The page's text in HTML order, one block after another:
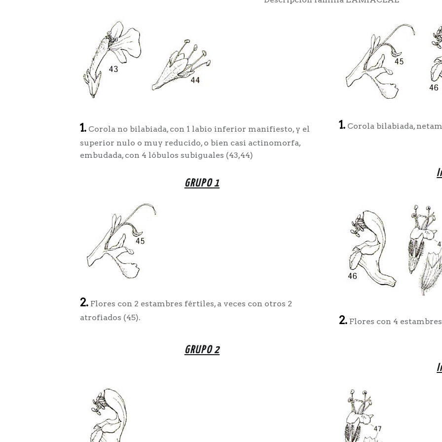
1. Corola no bilabiada, con 1 labio inferior manifiesto, y el
superior nulo o muy reducido, o bien casi actinomorfa,
embudada, con 4 lóbulos subiguales (43,44)
GRUPO 1
1. Corola bilabiada,
2. Flores con 2 estambres fértiles, a veces con otros 2
atrofiados (45).
GRUPO 2
2. Flores con 4